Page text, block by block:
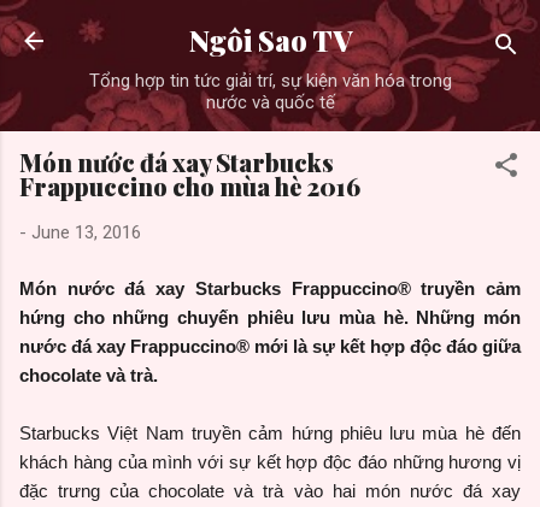
Skip to main content
Ngôi Sao TV
Tổng hợp tin tức giải trí, sự kiện văn hóa trong
nước và quốc tế
Món nước đá xay Starbucks
Frappuccino cho mùa hè 2016
- June 13, 2016
Món nước đá xay Starbucks Frappuccino® truyền cảm
hứng cho những chuyến phiêu lưu mùa hè. Những món
nước đá xay Frappuccino® mới là sự kết hợp độc đáo giữa
chocolate và trà.
Starbucks Việt Nam truyền cảm hứng phiêu lưu mùa hè đến
khách hàng của mình với sự kết hợp độc đáo những hương vị
đặc trưng của chocolate và trà vào hai món nước đá xay